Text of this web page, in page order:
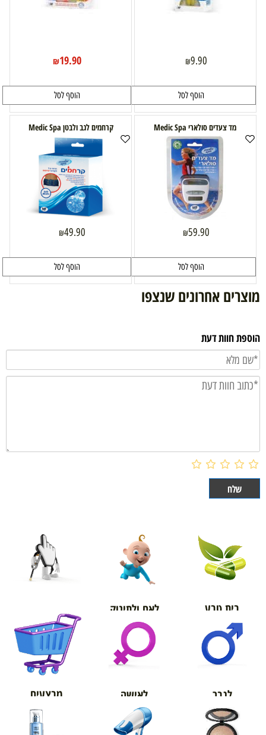
₪9.90
הוסף לסל
₪19.90
הוסף לסל
מד צעדים סולארי Medic Spa
₪59.90
הוסף לסל
קרחמים לגב ולבטן Medic Spa
₪49.90
הוסף לסל
מוצרים אחרונים שנצפו
הוספת חוות דעת
בית טבע לאם ולתינוק
אורטופדיה
לגבר לאישה מבצעים